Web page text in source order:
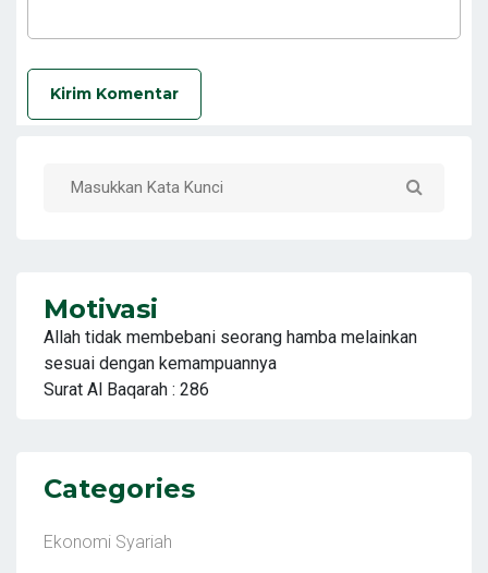
Kirim Komentar
Motivasi
Allah tidak membebani seorang hamba melainkan
sesuai dengan kemampuannya
Surat Al Baqarah : 286
Categories
Ekonomi Syariah